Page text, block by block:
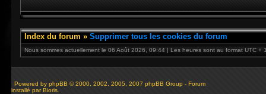
Index du forum » Supprimer tous les cookies du forum
Nous sommes actuellement le 06 Août 2026, 09:44 | Les heures sont au format UTC +
Powered by phpBB © 2000, 2002, 2005, 2007 phpBB Group - Forum
installé par Bioris.